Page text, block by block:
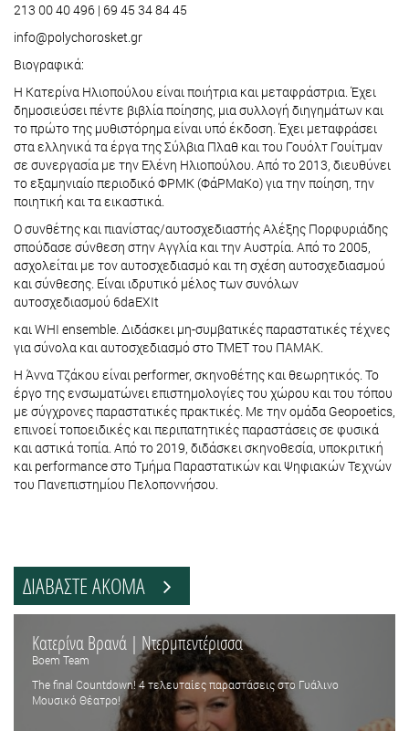
213 00 40 496 | 69 45 34 84 45
info@polychorosket.gr
Βιογραφικά:
Η Κατερίνα Ηλιοπούλου είναι ποιήτρια και μεταφράστρια. Έχει
δημοσιεύσει πέντε βιβλία ποίησης, μια συλλογή διηγημάτων και
το πρώτο της μυθιστόρημα είναι υπό έκδοση. Έχει μεταφράσει
στα ελληνικά τα έργα της Σύλβια Πλαθ και του Γουόλτ Γουίτμαν
σε συνεργασία με την Ελένη Ηλιοπούλου. Από το 2013, διευθύνει
το εξαμηνιαίο περιοδικό ΦΡΜΚ (ΦάΡΜαΚο) για την ποίηση, την
ποιητική και τα εικαστικά.
Ο συνθέτης και πιανίστας/αυτοσχεδιαστής Αλέξης Πορφυριάδης
σπούδασε σύνθεση στην Αγγλία και την Αυστρία. Από το 2005,
ασχολείται με τον αυτοσχεδιασμό και τη σχέση αυτοσχεδιασμού
και σύνθεσης. Είναι ιδρυτικό μέλος των συνόλων
αυτοσχεδιασμού 6daEXIt
και WHI ensemble. Διδάσκει μη-συμβατικές παραστατικές τέχνες
για σύνολα και αυτοσχεδιασμό στο ΤΜΕΤ του ΠΑΜΑΚ.
Η Άννα Τζάκου είναι performer, σκηνοθέτης και θεωρητικός. Το
έργο της ενσωματώνει επιστημολογίες του χώρου και του τόπου
με σύγχρονες παραστατικές πρακτικές. Με την ομάδα Geopoetics,
επινοεί τοποειδικές και περιπατητικές παραστάσεις σε φυσικά
και αστικά τοπία. Από το 2019, διδάσκει σκηνοθεσία, υποκριτική
και performance στο Τμήμα Παραστατικών και Ψηφιακών Τεχνών
του Πανεπιστημίου Πελοποννήσου.
ΔΙΑΒΑΣΤΕ ΑΚΟΜΑ
Κατερίνα Βρανά | Ντερμπεντέρισσα
Boem Team
The final Countdown! 4 τελευταίες παραστάσεις στο Γυάλινο
Μουσικό Θέατρο!